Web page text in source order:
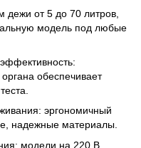
от 5 до 70 литров,
модель под любые
обеспечивает
эргономичный
надежные материалы.
модели на 220 В